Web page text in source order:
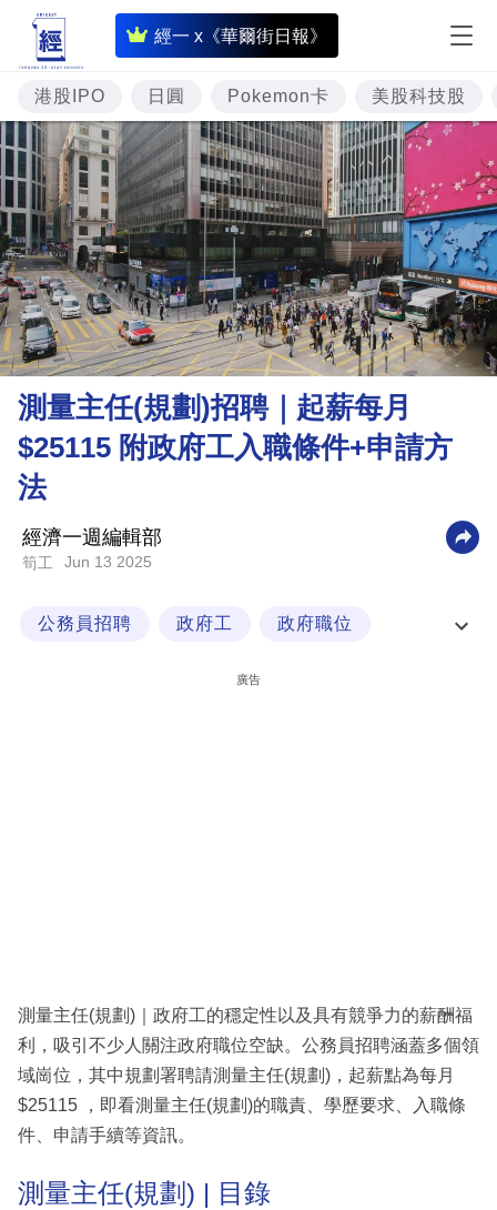
經一 x《華爾街日報》
即
時
財
經
專
題
投
資
樓
市
理
財
商
科
技
港股IPO 日圓 Pokemon卡 美股科技股
測量主任(規劃)招聘｜起薪每月
$25115 附政府工入職條件+申請方
法
經濟一週編輯部
筍工 Jun 13 2025
公務員招聘 政府工 政府職位
廣告
測量主任(規劃)｜政府工的穩定性以及具有競爭力的薪酬福
利，吸引不少人關注政府職位空缺。公務員招聘涵蓋多個領
域崗位，其中規劃署聘請測量主任(規劃)，起薪點為每月
$25115 ，即看測量主任(規劃)的職責、學歷要求、入職條
件、申請手續等資訊。
測量主任(規劃) | 目錄